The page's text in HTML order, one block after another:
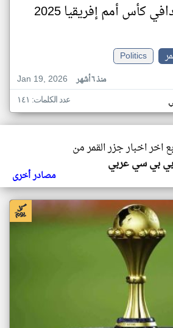
كأس أمم إفريقيا 2025
Politics
Jan 19, 2026
منذ ٦ أشهر
عدد الكلمات: ١٤١
اخر اخبار جزر القمر من
بي بي سي عربي
مصادر أخرى